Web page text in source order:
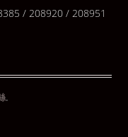
/ 208920 / 208951
.